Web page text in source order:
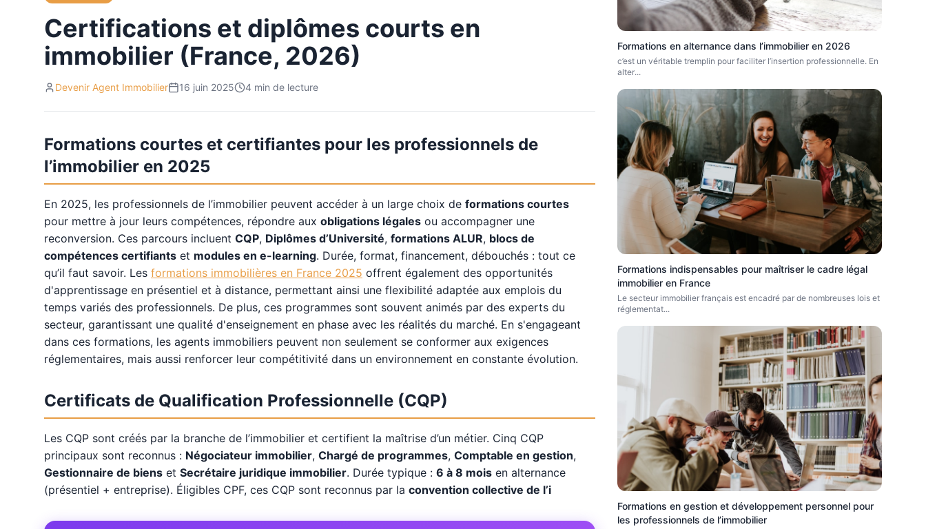
Certifications et diplômes courts en
immobilier (France, 2026)
Devenir Agent Immobilier 16 juin 2025 4 min de lecture
Formations courtes et certifiantes pour les professionnels de
l’immobilier en 2025
En 2025, les professionnels de l’immobilier peuvent accéder à un large choix de formations courtes
pour mettre à jour leurs compétences, répondre aux obligations légales ou accompagner une
reconversion. Ces parcours incluent CQP, Diplômes d’Université, formations ALUR, blocs de
compétences certifiants et modules en e-learning. Durée, format, financement, débouchés : tout ce
qu’il faut savoir. Les formations immobilières en France 2025 offrent également des opportunités
d'apprentissage en présentiel et à distance, permettant ainsi une flexibilité adaptée aux emplois du
temps variés des professionnels. De plus, ces programmes sont souvent animés par des experts du
secteur, garantissant une qualité d'enseignement en phase avec les réalités du marché. En s'engageant
dans ces formations, les agents immobiliers peuvent non seulement se conformer aux exigences
réglementaires, mais aussi renforcer leur compétitivité dans un environnement en constante évolution.
Certificats de Qualification Professionnelle (CQP)
Les CQP sont créés par la branche de l’immobilier et certifient la maîtrise d’un métier. Cinq CQP
principaux sont reconnus : Négociateur immobilier, Chargé de programmes, Comptable en gestion,
Gestionnaire de biens et Secrétaire juridique immobilier. Durée typique : 6 à 8 mois en alternance
(présentiel + entreprise). Éligibles CPF, ces CQP sont reconnus par la convention collective de l’i
Formations en alternance dans l’immobilier en 2026
c’est un véritable tremplin pour faciliter l’insertion professionnelle. En
alter...
Formations indispensables pour maîtriser le cadre légal
immobilier en France
Le secteur immobilier français est encadré par de nombreuses lois et
réglementat...
Formations en gestion et développement personnel pour
les professionnels de l’immobilier